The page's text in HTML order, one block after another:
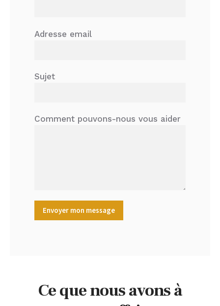
Adresse email
Sujet
Comment pouvons-nous vous aider
Ce que nous avons à